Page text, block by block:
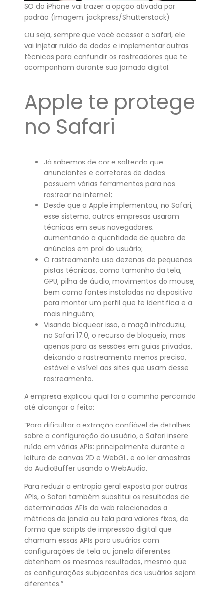
SO do iPhone vai trazer a opção ativada por
padrão (Imagem: jackpress/Shutterstock)
Ou seja, sempre que você acessar o Safari, ele
vai injetar ruído de dados e implementar outras
técnicas para confundir os rastreadores que te
acompanham durante sua jornada digital.
Apple te protege
no Safari
Já sabemos de cor e salteado que
anunciantes e corretores de dados
possuem várias ferramentas para nos
rastrear na internet;
Desde que a Apple implementou, no Safari,
esse sistema, outras empresas usaram
técnicas em seus navegadores,
aumentando a quantidade de quebra de
anúncios em prol do usuário;
O rastreamento usa dezenas de pequenas
pistas técnicas, como tamanho da tela,
GPU, pilha de áudio, movimentos do mouse,
bem como fontes instaladas no dispositivo,
para montar um perfil que te identifica e a
mais ninguém;
Visando bloquear isso, a maçã introduziu,
no Safari 17.0, o recurso de bloqueio, mas
apenas para as sessões em guias privadas,
deixando o rastreamento menos preciso,
estável e visível aos sites que usam desse
rastreamento.
A empresa explicou qual foi o caminho percorrido
até alcançar o feito:
“Para dificultar a extração confiável de detalhes
sobre a configuração do usuário, o Safari insere
ruído em várias APIs: principalmente durante a
leitura de canvas 2D e WebGL, e ao ler amostras
do AudioBuffer usando o WebAudio.
Para reduzir a entropia geral exposta por outras
APIs, o Safari também substitui os resultados de
determinadas APIs da web relacionadas a
métricas de janela ou tela para valores fixos, de
forma que scripts de impressão digital que
chamam essas APIs para usuários com
configurações de tela ou janela diferentes
obtenham os mesmos resultados, mesmo que
as configurações subjacentes dos usuários sejam
diferentes.”